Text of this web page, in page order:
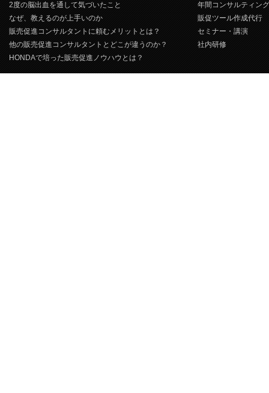
2度の脳出血を通して気づいたこと
なぜ、教えるのが上手いのか
販売促進コンサルタントに頼むメリットとは？
他の販売促進コンサルタントとどこが違うのか？
HONDAで培った販売促進ノウハウとは？
年間コンサルティング
販促ツール作成代行
セミナー・講演
社内研修